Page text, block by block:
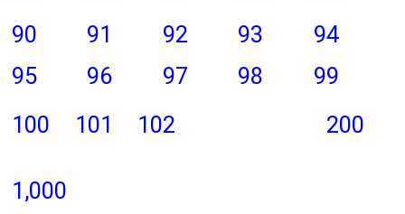
90
91 92 93
94
95
96 97 98
99
100
101 102 200
1,000